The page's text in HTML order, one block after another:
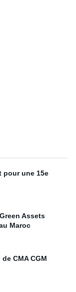
pour une 15e
Assets
Maroc
CMA CGM